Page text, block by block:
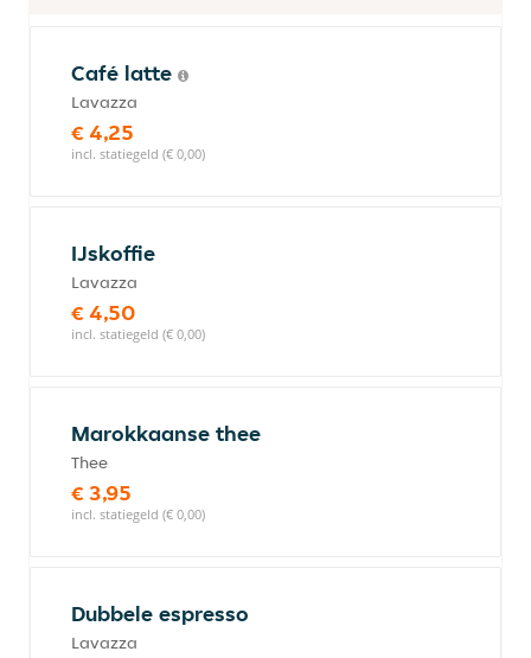
Café latte
Lavazza
€ 4,25
incl. statiegeld (€ 0,00)
IJskoffie
Lavazza
€ 4,50
incl. statiegeld (€ 0,00)
Marokkaanse thee
Thee
€ 3,95
incl. statiegeld (€ 0,00)
Dubbele espresso
Lavazza